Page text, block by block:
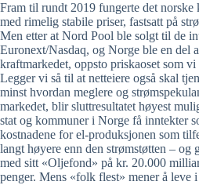
Fram til rundt 2019 fungerte det norske
med rimelig stabile priser, fastsatt på
Men etter at Nord Pool ble solgt til de
Euronext/Nasdaq, og Norge ble en del
kraftmarkedet, oppsto priskaoset som vi
Legger vi så til at netteiere også skal
minst hvordan meglere og
markedet, blir sluttresultatet høyest
stat og kommuner i Norge få inntekter
kostnadene for el-produksjonen som
langt høyere enn den strømstøtten – og
med sitt «Oljefond» på kr. 20.000
penger. Mens «folk flest» mener å leve